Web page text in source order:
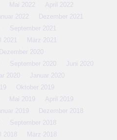
Mai 2022
April 2022
2022
Dezember 2021
September 2021
2021
März 2021
Dezember 2020
September 2020
Juni 2020
2020
Januar 2020
Oktober 2019
Mai 2019
April 2019
2019
Dezember 2018
September 2018
2018
März 2018